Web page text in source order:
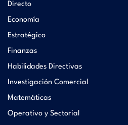
Directo
Economía
Estratégico
Finanzas
Habilidades Directivas
Investigación Comercial
Matemáticas
Operativo y Sectorial